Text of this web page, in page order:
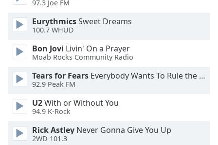
Text
Background
Area
Background
Color
97.3 Joe FM
EurythmicsSweet Dreams
100.7 WHUD
Bon Jovi Livin' On a Prayer
Moab Rocks Community Radio
Tears for Fears Everybody Wants To Rule the World
92.9 Peak FM
U2With or Without You
94.9 K-Rock
Rick Astley Never Gonna Give You Up
2WD 101.3